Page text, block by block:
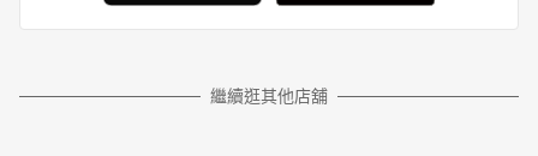
繼續逛其他店舖